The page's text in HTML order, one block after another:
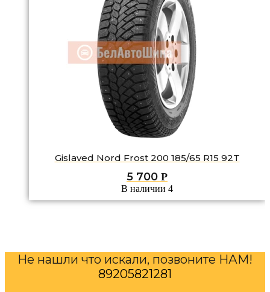
Gislaved Nord Frost 200 185/65 R15 92T
5 700 Р
В наличии 4
Не нашли что искали, позвоните НАМ!
89205821281